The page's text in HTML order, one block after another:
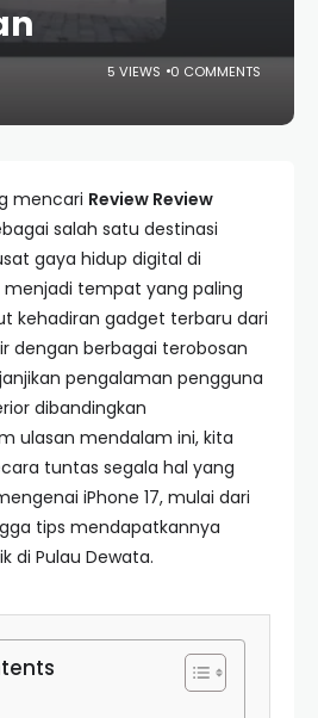
5 VIEWS 0 COMMENTS
mencari Review Review
salah satu destinasi
gaya hidup digital di
menjadi tempat yang paling
kehadiran gadget terbaru dari
dengan berbagai terobosan
pengalaman pengguna
dibandingkan
ulasan mendalam ini, kita
tuntas segala hal yang
iPhone 17, mulai dari
tips mendapatkannya
di Pulau Dewata.